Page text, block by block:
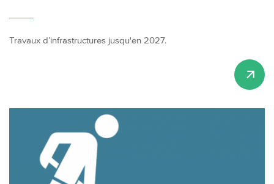
Travaux d’infrastructures jusqu'en 2027.